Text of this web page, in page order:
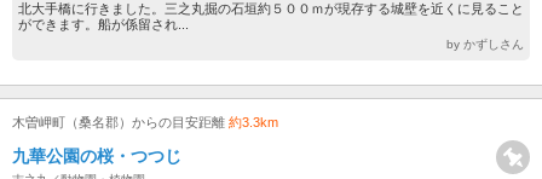
北大手橋に行きました。三之丸掘の石垣約５００ｍが現存する城壁を近くに見ること
ができます。船が係留され...
by かずしさん
木曽岬町（桑名郡）からの目安距離 約3.3km
九華公園の桜・つつじ